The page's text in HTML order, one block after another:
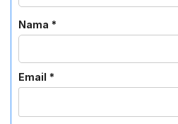
Nama *
Email *